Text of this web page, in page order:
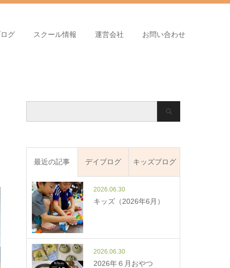
グ スクール情報 運営会社 お問い合わせ
最近の記事 デイブログ キッズブログ
2026.06.30
キッズ（2026年6月）
2026.06.30
2026年６月おやつ